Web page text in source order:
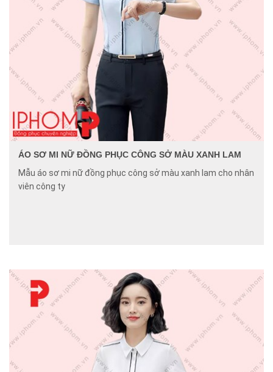
ÁO SƠ MI NỮ ĐỒNG PHỤC CÔNG SỞ MÀU XANH LAM
Mẫu áo sơ mi nữ đồng phục công sở màu xanh lam cho nhân
viên công ty